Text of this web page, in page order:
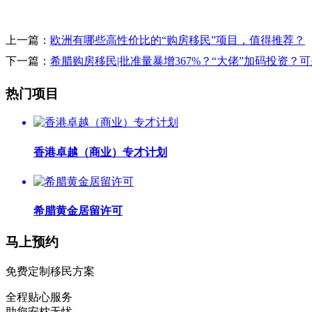
上一篇： 欧洲有哪些高性价比的“购房移民”项目，值得推荐？
下一篇： 希腊购房移民|批准量暴增367%？“大佬”加码投资？可
热门项目
香港卓越（商业）专才计划
希腊黄金居留许可
马上预约
免费定制移民方案
全程贴心服务